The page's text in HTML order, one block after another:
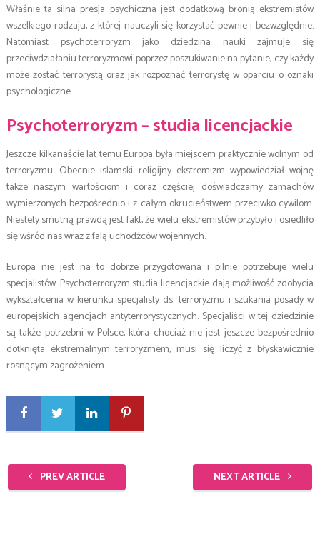
Właśnie ta silna presja psychiczna jest dodatkową bronią ekstremistów
wszelkiego rodzaju, z której nauczyli się korzystać pewnie i bezwzględnie.
Natomiast psychoterroryzm jako dziedzina nauki zajmuje się
przeciwdziałaniu terroryzmowi poprzez poszukiwanie na pytanie, czy każdy
może zostać terrorystą oraz jak rozpoznać terrorystę w oparciu o oznaki
psychologiczne.
Psychoterroryzm – studia licencjackie
Jeszcze kilkanaście lat temu Europa była miejscem praktycznie wolnym od
terroryzmu. Obecnie islamski religijny ekstremizm wypowiedział wojnę
także naszym wartościom i coraz częściej doświadczamy zamachów
wymierzonych bezpośrednio i z całym okrucieństwem przeciwko cywilom.
Niestety smutną prawdą jest fakt, że wielu ekstremistów przybyło i osiedliło
się wśród nas wraz z falą uchodźców wojennych.
Europa nie jest na to dobrze przygotowana i pilnie potrzebuje wielu
specjalistów. Psychoterroryzm studia licencjackie dają możliwość zdobycia
wykształcenia w kierunku specjalisty ds. terroryzmu i szukania posady w
europejskich agencjach antyterrorystycznych. Specjaliści w tej dziedzinie
są także potrzebni w Polsce, która chociaż nie jest jeszcze bezpośrednio
dotknięta ekstremalnym terroryzmem, musi się liczyć z błyskawicznie
rosnącym zagrożeniem.
PREV ARTICLE NEXT ARTICLE